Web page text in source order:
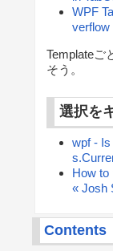
WPF
verflow
Templateご
そう。
選択を
wpf - Is
How to
« Josh
Contents